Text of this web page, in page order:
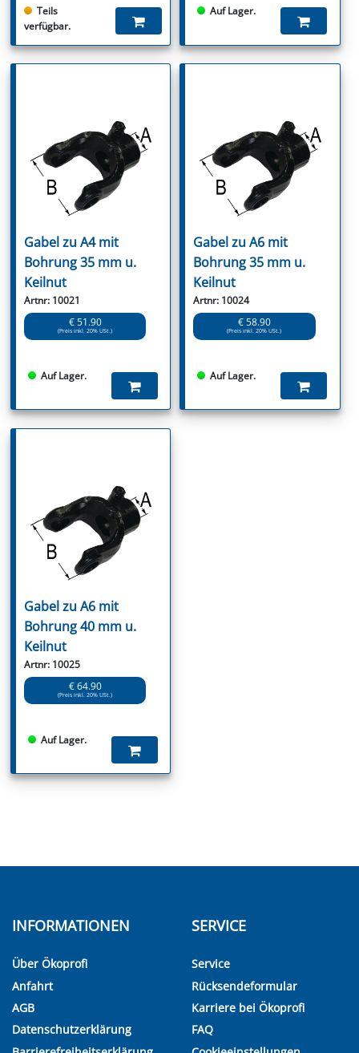
Teils
verfügbar.
Auf Lager.
Gabel zu A4 mit
Bohrung 35 mm u.
Keilnut
Artnr: 10021
€ 51.90
(Preis inkl. 20% USt.)
Auf Lager.
Gabel zu A6 mit
Bohrung 35 mm u.
Keilnut
Artnr: 10024
€ 58.90
(Preis inkl. 20% USt.)
Auf Lager.
Gabel zu A6 mit
Bohrung 40 mm u.
Keilnut
Artnr: 10025
€ 64.90
(Preis inkl. 20% USt.)
Auf Lager.
INFORMATIONEN
Über Ökoprofi
Anfahrt
AGB
Datenschutzerklärung
SERVICE
Service
Rücksendeformular
Karriere bei Ökoprofi
FAQ